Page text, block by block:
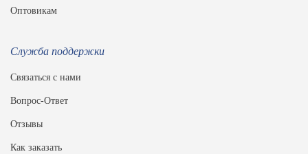
Оптовикам
Служба поддержки
Связаться с нами
Вопрос-Ответ
Отзывы
Как заказать